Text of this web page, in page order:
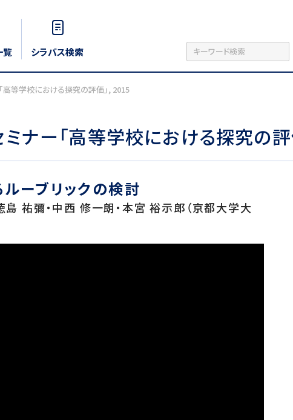
覧 シラバス検索
高等学校における探究の評価」, 2015
ナー「高等学校における探究の
ーブリックの検討
島 祐彌・中西 修一朗・本宮 裕示郎（京都大学大